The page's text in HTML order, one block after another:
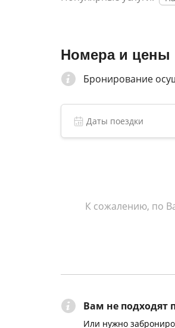
Номера и цены
Бронирование
К сожалению, по
Вам не подходят
Или нужно